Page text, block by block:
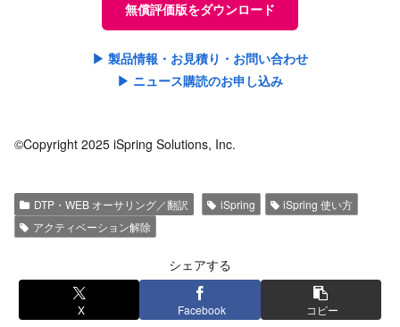
無償評価版をダウンロード
▶ 製品情報・お見積り・お問い合わせ
▶ ニュース購読のお申し込み
©Copyright 2025 iSpring Solutions, Inc.
DTP・WEB オーサリング／翻訳 iSpring
iSpring 使い方
アクティベーション解除
シェアする
X Facebook コピー